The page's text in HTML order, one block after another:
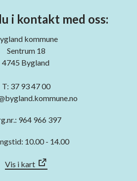
i kontakt med oss:
kommune
Sentrum 18
4745 Bygland
T: 37 93 47 00
964 966 397
10.00 - 14.00
Vis i kart